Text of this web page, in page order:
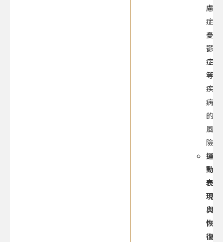
慮
症、
憂
鬱
症
等
疾
病
的
風
險
運
動
表
現
與
恢
復：